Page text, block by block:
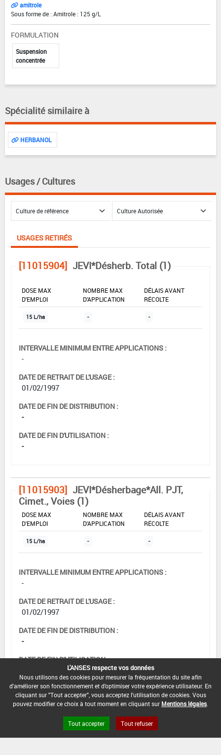
amitrole
Sous forme de : Amitrole : 125 g/L
FORMULATION
Suspension
concentrée
Spécialité similaire à
HERBANOL
Usages / Cultures
USAGES RETIRÉS
[11015904] JEVI*Désherb. Total (1)
DOSE MAX
D'EMPLOI
NOMBRE MAX
D'APPLICATION
DÉLAIS AVANT
RÉCOLTE
15 L/ha - -
INTERVALLE MINIMUM ENTRE APPLICATIONS :
-
DATE DE RETRAIT DE L'USAGE :
01/02/1997
DATE DE FIN DE DISTRIBUTION :
-
DATE DE FIN D'UTILISATION :
-
[11015903] JEVI*Désherbage*All. PJT,
Cimet., Voies (1)
DOSE MAX
D'EMPLOI
NOMBRE MAX
D'APPLICATION
DÉLAIS AVANT
RÉCOLTE
15 L/ha - -
INTERVALLE MINIMUM ENTRE APPLICATIONS :
-
DATE DE RETRAIT DE L'USAGE :
01/02/1997
DATE DE FIN DE DISTRIBUTION :
-
DATE DE FIN D'UTILISATION :
L'ANSES respecte vos données
Nous utilisons des cookies pour mesurer la fréquentation du site afin
d'améliorer son fonctionnement et d'optimiser votre expérience utilisateur. En
cliquant sur "Tout accepter", vous acceptez l'utilisation de cookies. Vous
pouvez modifier ce choix à tout moment en cliquant sur Mentions légales
Tout accepter Tout refuser